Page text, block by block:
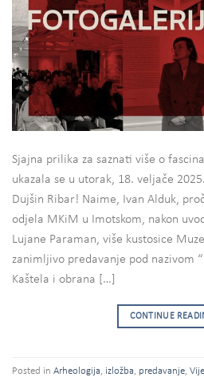
Sjajna prilika za saznati više o
ukazala se u utorak, 18. veljače
Dujšin Ribar! Naime, Ivan Alduk,
odjela MKiM u Imotskom, nakon
Lujane Paraman, više kustosice
zanimljivo predavanje pod nazivom
Kaštela i obrana […]
CONTINUE
Posted in Arheologija, izložba, predavanje,